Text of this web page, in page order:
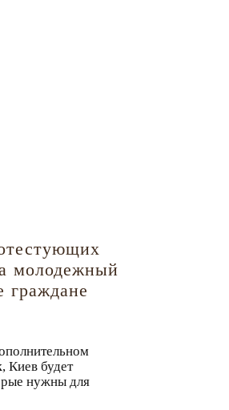
молодежный
граждане
, Киев будет
нужны для